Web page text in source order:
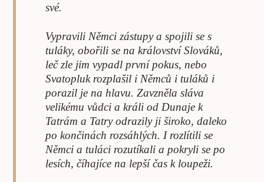
své.
Vypravili Němci zástupy a spojili se s
tuláky, obořili se na království Slováků,
leč zle jim vypadl první pokus, nebo
Svatopluk rozplašil i Němců i tuláků i
porazil je na hlavu. Zavzněla sláva
velikému vůdci a králi od Dunaje k
Tatrám a Tatry odrazily ji široko, daleko
po končinách rozsáhlých. I rozlítili se
Němci a tuláci rozutíkali a pokryli se po
lesích, číhajíce na lepší čas k loupeži.